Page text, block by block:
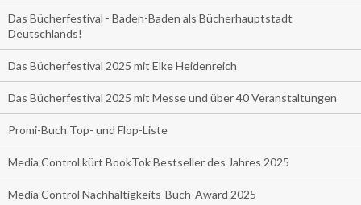
Das Bücherfestival - Baden-Baden als Bücherhauptstadt
Deutschlands!
Das Bücherfestival 2025 mit Elke Heidenreich
Das Bücherfestival 2025 mit Messe und über 40 Veranstaltungen
Promi-Buch Top- und Flop-Liste
Media Control kürt BookTok Bestseller des Jahres 2025
Media Control Nachhaltigkeits-Buch-Award 2025